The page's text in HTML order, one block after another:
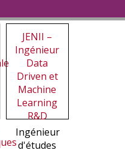
JENII –
Ingénieur
Data
Driven et
Machine
Learning
R&D
Ingénieur
d'études